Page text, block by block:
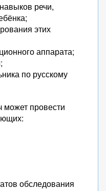
речи,
этих
аппарата;
по русскому
провести
обследования